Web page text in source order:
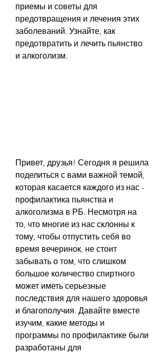
приемы и советы для
предотвращения и лечения этих
заболеваний. Узнайте, как
предотвратить и лечить пьянство
и алкоголизм.
Привет, друзья! Сегодня я решила
поделиться с вами важной темой,
которая касается каждого из нас -
профилактика пьянства и
алкоголизма в РБ. Несмотря на
то, что многие из нас склонны к
тому, чтобы отпустить себя во
время вечеринок, не стоит
забывать о том, что слишком
большое количество спиртного
может иметь серьезные
последствия для нашего здоровья
и благополучия. Давайте вместе
изучим, какие методы и
программы по профилактике были
разработаны для